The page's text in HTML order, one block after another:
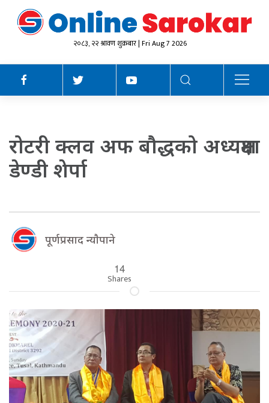
२०८३, २२ श्रावण शुक्रबार | Fri Aug 7 2026
रोटरी क्लव अफ बौद्धको अध्यक्षमा
डेण्डी शेर्पा
पूर्णप्रसाद न्याैपाने
14
Shares